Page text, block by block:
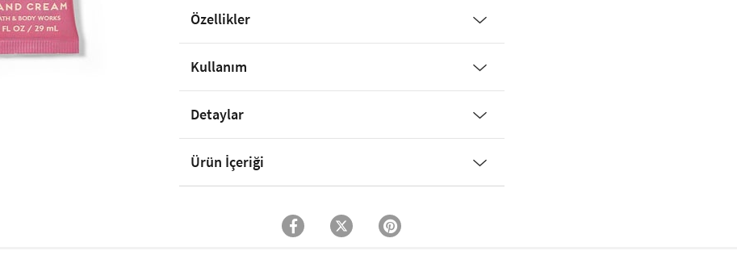
Özellikler
Kullanım
Detaylar
Ürün İçeriği